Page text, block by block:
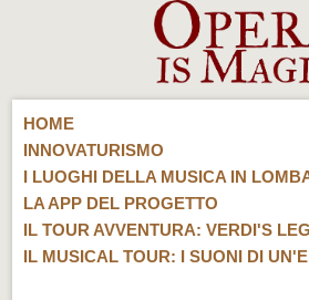
HOME
INNOVATURISMO
I LUOGHI DELLA MUSICA IN
LA APP DEL PROGETTO
IL TOUR AVVENTURA: VERDI'S
IL MUSICAL TOUR: I SUONI DI